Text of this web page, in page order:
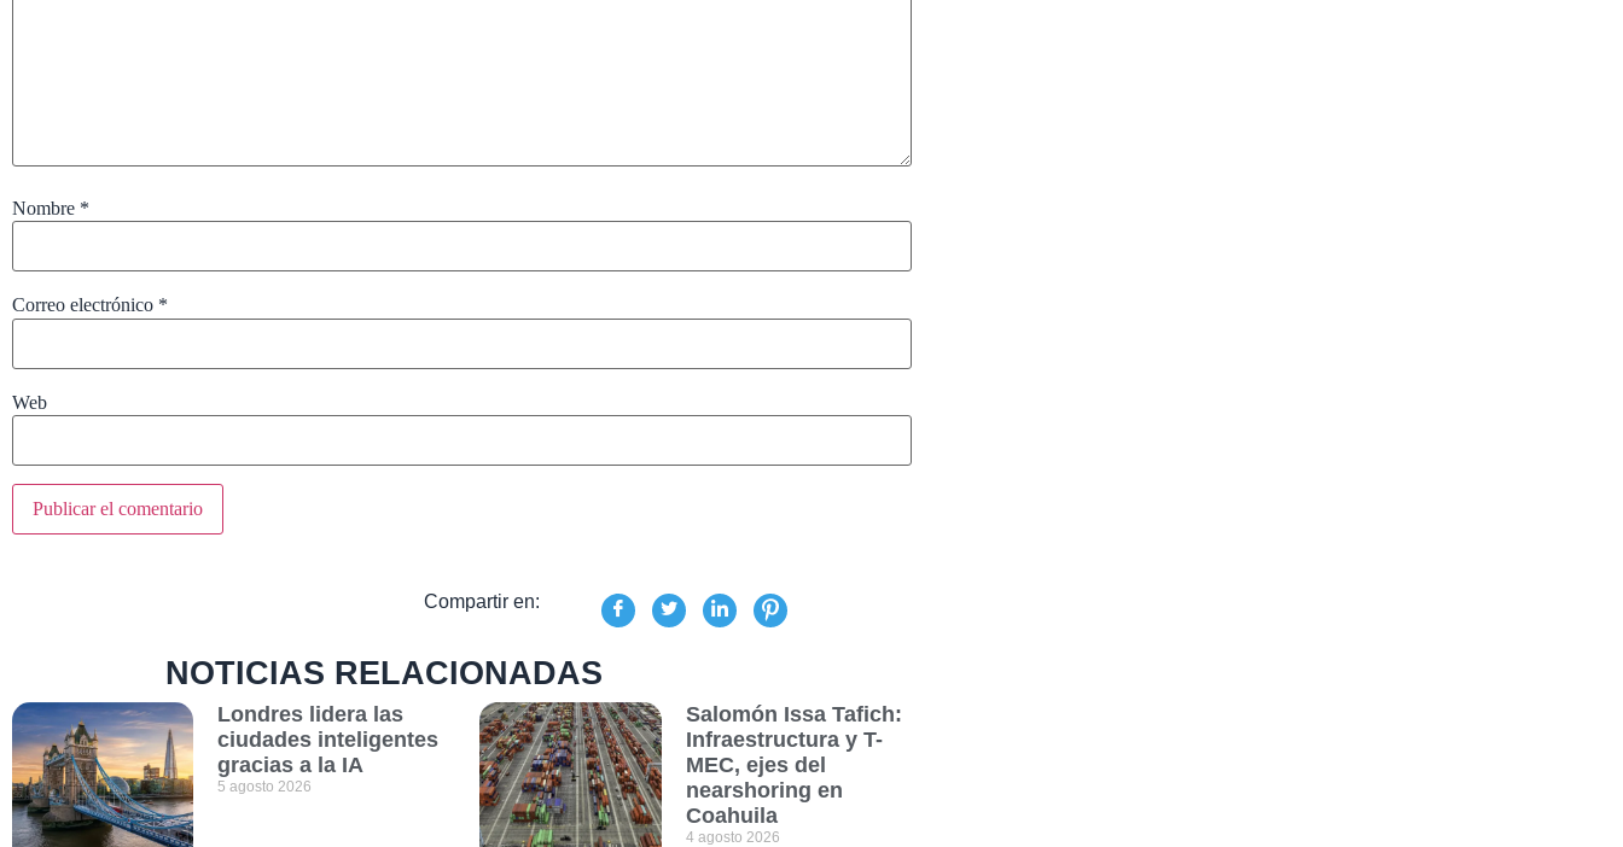
Nombre *
Correo electrónico *
Web
Compartir en:
NOTICIAS RELACIONADAS
Londres lidera las
ciudades inteligentes
gracias a la IA
5 agosto 2026
Salomón Issa Tafich:
Infraestructura y T-
MEC, ejes del
nearshoring en
Coahuila
4 agosto 2026